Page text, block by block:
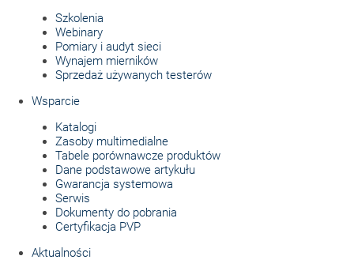
Szkolenia
Webinary
Pomiary i audyt sieci
Wynajem mierników
Sprzedaż używanych testerów
Wsparcie
Katalogi
Zasoby multimedialne
Tabele porównawcze produktów
Dane podstawowe artykułu
Gwarancja systemowa
Serwis
Dokumenty do pobrania
Certyfikacja PVP
Aktualności